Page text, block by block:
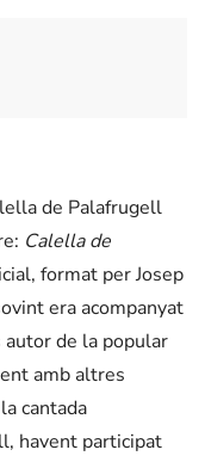
de Palafrugell
Calella de
format per Josep
era acompanyat
de la popular
amb altres
cantada
havent participat